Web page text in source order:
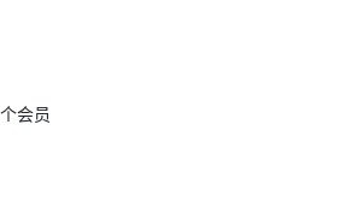
会员